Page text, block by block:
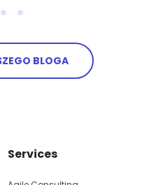
BLOGA
Services